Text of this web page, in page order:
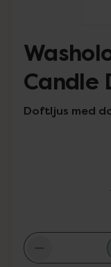
Candle
Doftljus med